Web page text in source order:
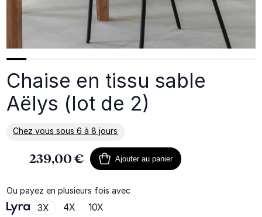
Chaise en tissu sable
Aëlys (lot de 2)
Chez vous sous 6 à 8 jours
En savoir plus sur la livraison
239,00 € Ajouter au panier
Ou payez en plusieurs fois avec
3X 4X 10X